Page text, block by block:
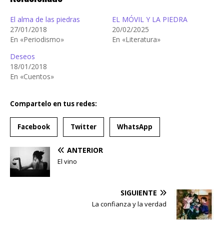
El alma de las piedras
27/01/2018
En «Periodismo»
EL MÓVIL Y LA PIEDRA
20/02/2025
En «Literatura»
Deseos
18/01/2018
En «Cuentos»
Compartelo en tus redes:
Facebook Twitter WhatsApp
ANTERIOR
El vino
SIGUIENTE
La confianza y la verdad